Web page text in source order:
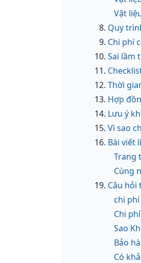
Vật
Quy
Chi phí
Sai lầm
Thời
Hợp
Lưu ý
Vì sao
Bài viết
Trang
Cùng
Câu hỏi
chi
Chi
Sao
Bảo
Có